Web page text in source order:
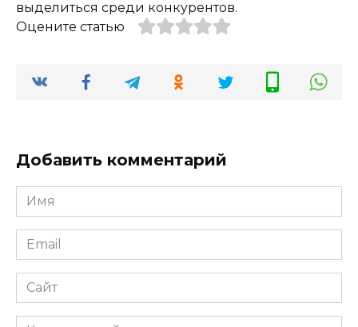
выделиться среди конкурентов.
Оцените статью
Добавить комментарий
Имя
*
Email
*
Сайт
Комментарий